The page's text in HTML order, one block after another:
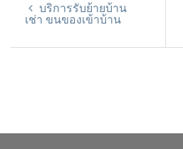
บริการรับย้ายบ้าน
เช่า ขนของเข้าบ้าน